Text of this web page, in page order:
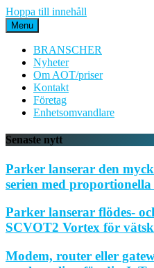
Hoppa till innehåll
Menu
BRANSCHER
Nyheter
Om AOT/priser
Kontakt
Företag
Enhetsomvandlare
Senaste nytt
Parker lanserar den
serien med
Parker lanserar flödes-
SCVOT2 Vortex för
Modem, router eller